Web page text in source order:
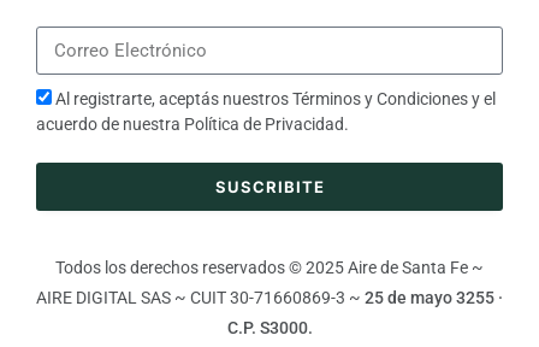
Al registrarte, aceptás nuestrosTérminos y Condicionesy el
acuerdo de nuestra Política de Privacidad.
SUSCRIBITE
Todos los derechos reservados © 2025 Aire de Santa Fe ~
AIRE DIGITAL SAS ~ CUIT 30-71660869-3 ~ 25 de mayo 3255 ·
C.P. S3000.